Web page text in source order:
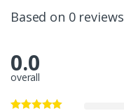
Based on 0 reviews
0.0
overall